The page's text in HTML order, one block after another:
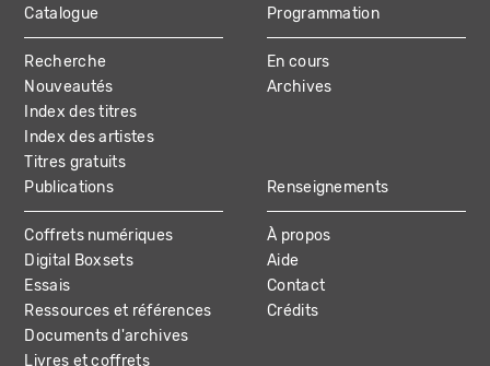
MAIN
NAVIGATION
Catalogue
Recherche
Nouveautés
Index des titres
Index des artistes
Titres gratuits
Programmation
En cours
Archives
Publications
Coffrets numériques
Digital Boxsets
Essais
Ressources et références
Documents d'archives
Livres et coffrets
Renseignements
À propos
Aide
Contact
Crédits